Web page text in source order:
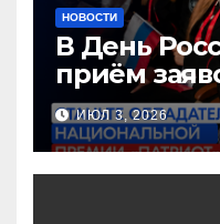
НОВОСТИ
В День
приём
«Патриот»
ИЮЛ 3, 2026